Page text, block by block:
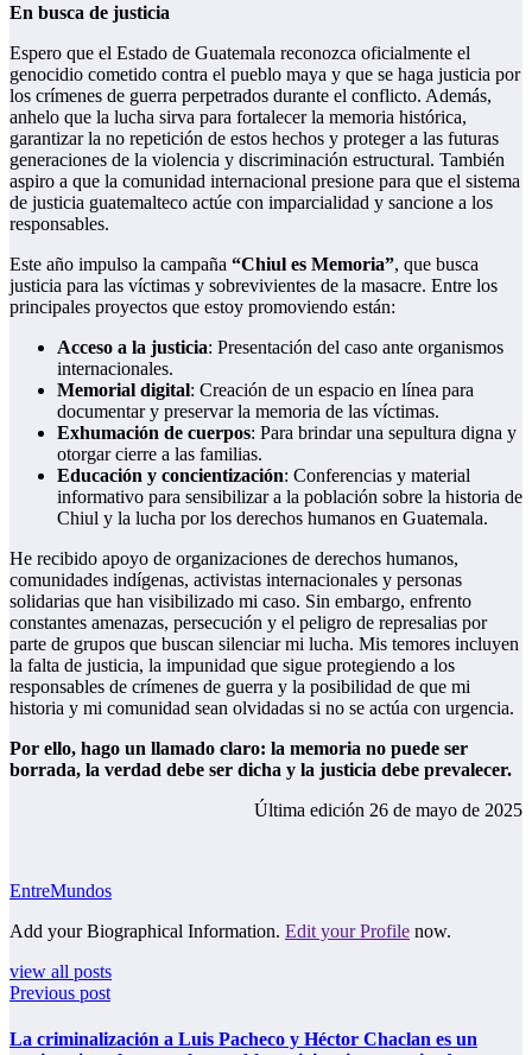
En busca de justicia
Espero que el Estado de Guatemala reconozca oficialmente el
genocidio cometido contra el pueblo maya y que se haga justicia por
los crímenes de guerra perpetrados durante el conflicto. Además,
anhelo que la lucha sirva para fortalecer la memoria histórica,
garantizar la no repetición de estos hechos y proteger a las futuras
generaciones de la violencia y discriminación estructural. También
aspiro a que la comunidad internacional presione para que el sistema
de justicia guatemalteco actúe con imparcialidad y sancione a los
responsables.
Este año impulso la campaña “Chiul es Memoria”, que busca
justicia para las víctimas y sobrevivientes de la masacre. Entre los
principales proyectos que estoy promoviendo están:
Acceso a la justicia: Presentación del caso ante organismos
internacionales.
Memorial digital: Creación de un espacio en línea para
documentar y preservar la memoria de las víctimas.
Exhumación de cuerpos: Para brindar una sepultura digna y
otorgar cierre a las familias.
Educación y concientización: Conferencias y material
informativo para sensibilizar a la población sobre la historia de
Chiul y la lucha por los derechos humanos en Guatemala.
He recibido apoyo de organizaciones de derechos humanos,
comunidades indígenas, activistas internacionales y personas
solidarias que han visibilizado mi caso. Sin embargo, enfrento
constantes amenazas, persecución y el peligro de represalias por
parte de grupos que buscan silenciar mi lucha. Mis temores incluyen
la falta de justicia, la impunidad que sigue protegiendo a los
responsables de crímenes de guerra y la posibilidad de que mi
historia y mi comunidad sean olvidadas si no se actúa con urgencia.
Por ello, hago un llamado claro: la memoria no puede ser
borrada, la verdad debe ser dicha y la justicia debe prevalecer.
Última edición 26 de mayo de 2025
EntreMundos
Add your Biographical Information. Edit your Profile now.
view all posts
Previous post
La criminalización a Luis Pacheco y Héctor Chaclan es un